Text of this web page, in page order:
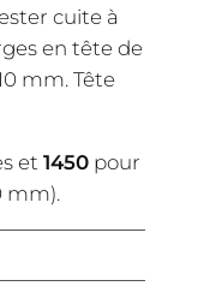
cuite à
en tête de
mm. Tête
et 1450pour
mm).